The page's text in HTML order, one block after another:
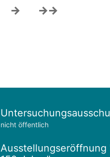
nicht öffentlich
Ausstellungseröffnung